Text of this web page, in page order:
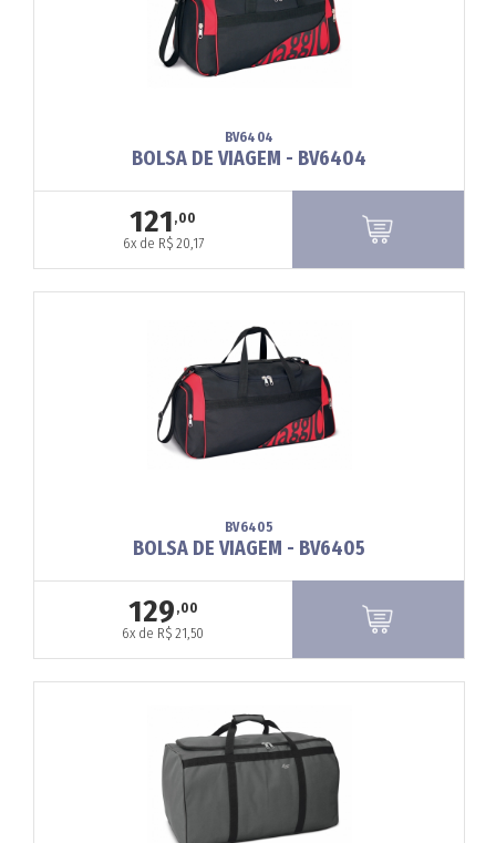
BV6404
BOLSA DE VIAGEM - BV6404
121 ,00
6x de R$ 20,17
BV6405
BOLSA DE VIAGEM - BV6405
129 ,00
6x de R$ 21,50